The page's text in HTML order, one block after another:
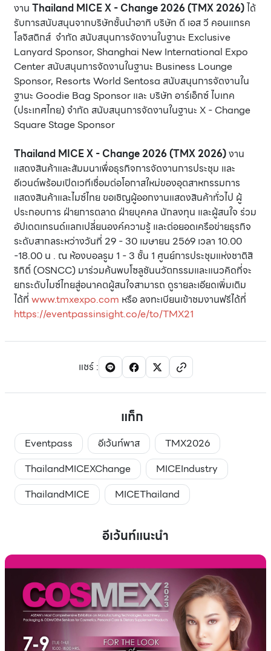
งาน Thailand MICE X - Change 2026 (TMX 2026)ได้
รับการสนับสนุนจากบริษัทชั้นนำอาทิ บริษัท ดี เอส วี คอนแทรค
โลจิสติกส์ จำกัด สนับสนุนการจัดงานในฐานะ Exclusive
Lanyard Sponsor, Shanghai New International Expo
Center สนับสนุนการจัดงานในฐานะ Business Lounge
Sponsor, Resorts World Sentosa สนับสนุนการจัดงานใน
ฐานะ Goodie Bag Sponsor และ บริษัท อาร์เอ็กซ์ ไบเทค
(ประเทศไทย) จำกัด สนับสนุนการจัดงานในฐานะ X - Change
Square Stage Sponsor
Thailand MICE X - Change 2026 (TMX 2026)งาน
แสดงสินค้าและสัมมนาเพื่อธุรกิจการจัดงานการประชุม และ
อีเวนต์พร้อมเปิดเวทีเชื่อมต่อโอกาสใหม่ของอุตสาหกรรมการ
แสดงสินค้าและไมซ์ไทย ขอเชิญผู้ออกงานแสดงสินค้าทั่วไป ผู้
ประกอบการ ฝ่ายการตลาด ฝ่ายบุคคล นักลงทุน และผู้สนใจ ร่วม
อัปเดตเทรนด์แลกเปลี่ยนองค์ความรู้ และต่อยอดเครือข่ายธุรกิจ
ระดับสากลระหว่างวันที่ 29 - 30 เมษายน 2569 เวลา 10.00
-18.00 น . ณ ห้องบอลรูม 1 - 3 ชั้น 1 ศูนย์การประชุมแห่งชาติสิ
ริกิติ์ (OSNCC) มาร่วมค้นพบโซลูชันนวัตกรรมและแนวคิดที่จะ
ยกระดับไมซ์ไทยสู่อนาคตผู้สนใจสามารถ ดูรายละเอียดเพิ่มเติม
ได้ที่ www.tmxexpo.com หรือ ลงทะเบียนเข้าชมงานฟรีได้ที่
https://eventpassinsight.co/e/to/TMX21
แชร์:
แท็ก
Eventpass อีเว้นท์พาส
TMX2026
ThailandMICEXChange
MICEIndustry
ThailandMICE
MICEThailand
อีเว้นท์แนะนำ